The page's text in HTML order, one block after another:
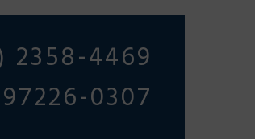
2358-4469
0307